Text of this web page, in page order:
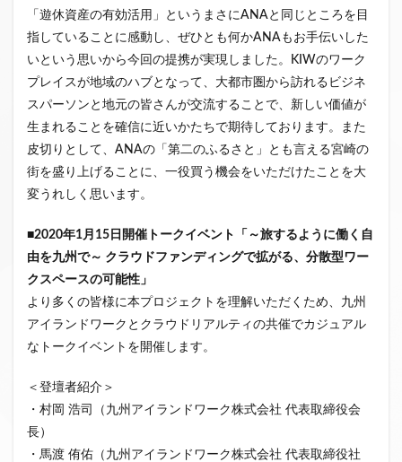
「遊休資産の有効活用」というまさにANAと同じところを目
指していることに感動し、ぜひとも何かANAもお手伝いした
いという思いから今回の提携が実現しました。KIWのワーク
プレイスが地域のハブとなって、大都市圏から訪れるビジネ
スパーソンと地元の皆さんが交流することで、新しい価値が
生まれることを確信に近いかたちで期待しております。また
皮切りとして、ANAの「第二のふるさと」とも言える宮崎の
街を盛り上げることに、一役買う機会をいただけたことを大
変うれしく思います。
■2020年1月 15 日開催トークイベント「～旅するように働く自
由を九州で～ クラウドファンディングで拡がる、分散型ワー
クスペースの可能性」
より多くの皆様に本プロジェクトを理解いただくため、九州
アイランドワークとクラウドリアルティの共催でカジュアル
なトークイベントを開催します。
＜登壇者紹介＞
・村岡 浩司（九州アイランドワーク株式会社 代表取締役会
長）
・馬渡 侑佑（九州アイランドワーク株式会社 代表取締役社